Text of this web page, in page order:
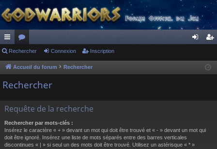
ac
co
ur
s
or
u
m
cri
Rechercher Connexion Inscription
Accueil du forum Rechercher
Rechercher
Requête de la recherche
Rechercher par mots-clés :
Insérez le caractère « + » devant un mot qui doit être trouvé et « - » devant un mot qui
doit être ignoré. Insérez une liste de mots séparés entre des barres verticales
discontinues « | » si seul un des mots doit être trouvé. Utilisez un astérisque « * »